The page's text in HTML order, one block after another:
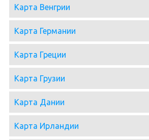
Карта Венгрии
Карта Германии
Карта Греции
Карта Грузии
Карта Дании
Карта Ирландии